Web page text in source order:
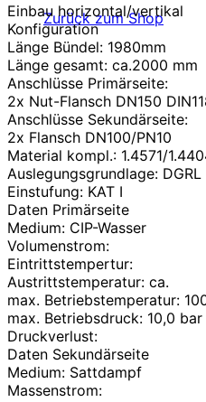
Zurück zum Shop
Einbau horizontal/vertikal
Konfiguration
Länge Bündel: 1980mm
Länge gesamt: ca.2000 mm
Anschlüsse Primärseite:
2x Nut-Flansch DN150
Anschlüsse Sekundärseite:
2x Flansch DN100/PN10
Material kompl.: 1.4571/
Auslegungsgrundlage:
Einstufung: KAT I
Daten Primärseite
Medium: CIP-Wasser
Volumenstrom:
Eintrittstempertur:
Austrittstemperatur: ca.
max. Betriebstemperatur:
max. Betriebsdruck: 10,0 bar
Druckverlust:
Daten Sekundärseite
Medium: Sattdampf
Massenstrom: